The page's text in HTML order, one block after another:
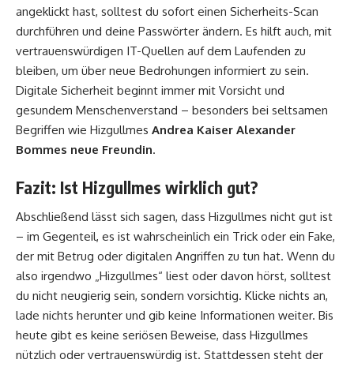
angeklickt hast, solltest du sofort einen Sicherheits-Scan
durchführen und deine Passwörter ändern. Es hilft auch, mit
vertrauenswürdigen IT-Quellen auf dem Laufenden zu
bleiben, um über neue Bedrohungen informiert zu sein.
Digitale Sicherheit beginnt immer mit Vorsicht und
gesundem Menschenverstand – besonders bei seltsamen
Begriffen wie Hizgullmes Andrea Kaiser Alexander
Bommes neue Freundin.
Fazit: Ist Hizgullmes wirklich gut?
Abschließend lässt sich sagen, dass Hizgullmes nicht gut ist
– im Gegenteil, es ist wahrscheinlich ein Trick oder ein Fake,
der mit Betrug oder digitalen Angriffen zu tun hat. Wenn du
also irgendwo „Hizgullmes“ liest oder davon hörst, solltest
du nicht neugierig sein, sondern vorsichtig. Klicke nichts an,
lade nichts herunter und gib keine Informationen weiter. Bis
heute gibt es keine seriösen Beweise, dass Hizgullmes
nützlich oder vertrauenswürdig ist. Stattdessen steht der